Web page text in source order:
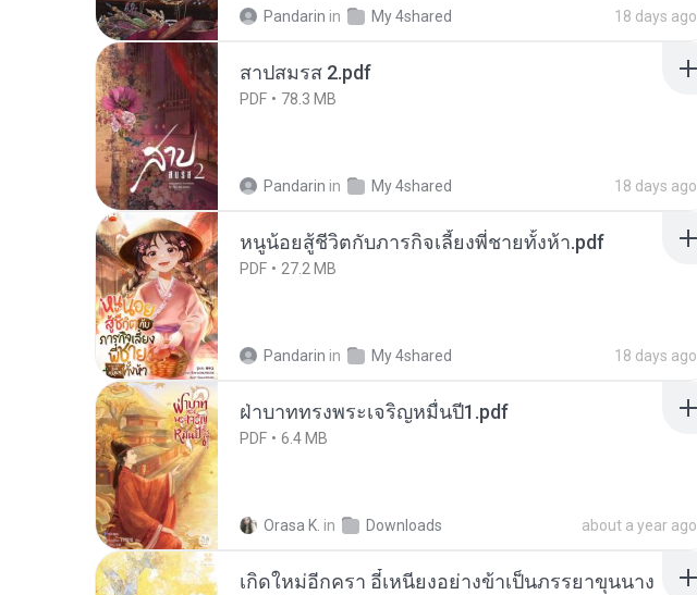
Pandarin in My 4shared 18 days ago
สาปสมรส 2.pdf
PDF 78.3 MB
Pandarin in My 4shared 18 days ago
หนูน้อยสู้ชีวิตกับภารกิจเลี้ยงพี่ชายทั้งห้า.pdf
PDF 27.2 MB
Pandarin in My 4shared 18 days ago
ฝ่าบาททรงพระเจริญหมื่นปี1.pdf
PDF 6.4 MB
Orasa K. in Downloads about a year ago
เกิดใหม่อีกครา อี๋เหนียงอย่างข้าเป็นภรรยาขุนนาง